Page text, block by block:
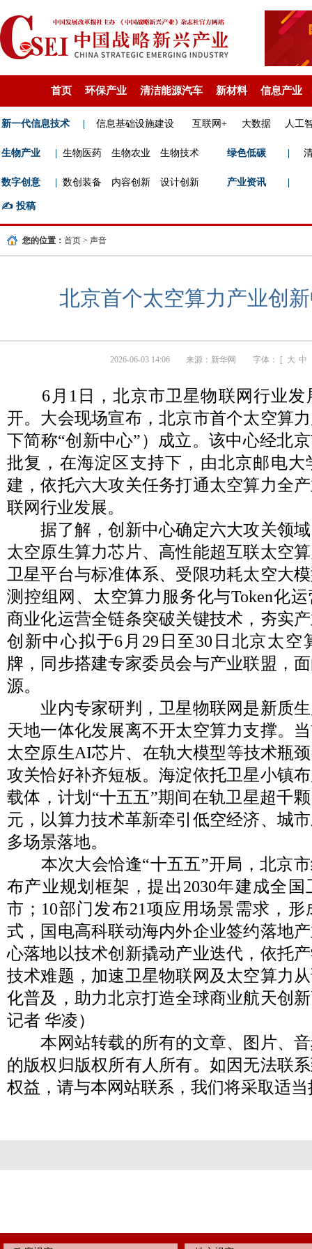
首页 环保产业 清洁能源汽车 新材料 信息产业
新一代信息技术 信息基础设施建设 互联网+ 大数据 人工
生物产业 生物医药 生物农业 生物技术 绿色低碳
数字创意 数创装备 内容创新 设计创新 产业资讯
✍️ 投稿
您的位置： 首页 > 声音
北京首个太空算力产业创
2026-06-03 14:06 来源： 新华网 字体： [ 大 中
6月1日，北京市卫星物联网行业
开。大会现场宣布，北京市首个太空算
下简称“创新中心”）成立。该中心经北
批复，在海淀区支持下，由北京邮电大
建，依托六大攻关任务打通太空算力全
联网行业发展。
据了解，创新中心确定六大攻关领域
太空原生算力芯片、高性能超互联太空
卫星平台与标准体系、受限功耗太空大
测控组网、太空算力服务化与Token化
商业化运营全链条突破关键技术，夯实
创新中心拟于6月29日至30日北京太空
牌，同步搭建专家委员会与产业联盟，
源。
业内专家研判，卫星物联网是新质生
天地一体化发展离不开太空算力支撑。
太空原生AI芯片、在轨大模型等技术瓶
攻关恰好补齐短板。海淀依托卫星小镇
载体，计划“十五五”期间在轨卫星超千
元，以算力技术革新牵引低空经济、城
多场景落地。
本次大会恰逢“十五五”开局，北京市
布产业规划框架，提出2030年建成全
市；10部门发布21项应用场景需求，
式，国电高科联动海内外企业签约落地
心落地以技术创新撬动产业迭代，依托
技术难题，加速卫星物联网及太空算力
化普及，助力北京打造全球商业航天创
记者 华凌）
本网站转载的所有的文章、图片、音
的版权归版权所有人所有。如因无法联
权益，请与本网站联系，我们将采取适